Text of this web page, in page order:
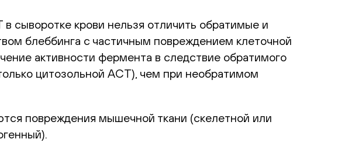
сыворотке крови нельзя отличить обратимые и
блеббинга с частичным повреждением клеточной
активности фермента в следствие обратимого
цитозольной АСТ), чем при необратимом
повреждения мышечной ткани (скелетной или